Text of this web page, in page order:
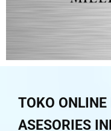
TOKO ONLINE
ASESORIES